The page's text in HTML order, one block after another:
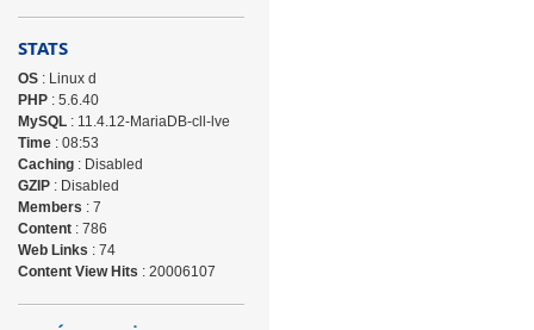
STATS
OS: Linux d
PHP: 5.6.40
MySQL: 11.4.12-MariaDB-cll-lve
Time: 08:53
Caching: Disabled
GZIP: Disabled
Members : 7
Content: 786
Web Links : 74
Content View Hits : 20006107